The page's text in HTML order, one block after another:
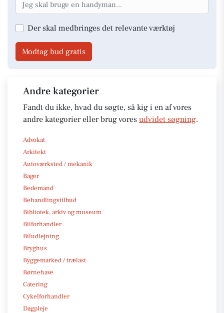
Der skal medbringes det relevante værktøj
Modtag bud gratis
Andre kategorier
Fandt du ikke, hvad du søgte, så kig i en af vores
andre kategorier eller brug vores udvidet søgning.
Advokat
Arkitekt
Autoværksted / mekanik
Bager
Bedemand
Behandlingstilbud
Bibliotek, arkiv og museum
Bilforhandler
Biludlejning
Bryghus
Byggemarked / trælast
Børnehave
Catering
Cykelforhandler
Dagpleje